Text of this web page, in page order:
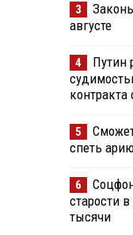
3
августе
4
Путин
5
спеть
6
старости
тысячи